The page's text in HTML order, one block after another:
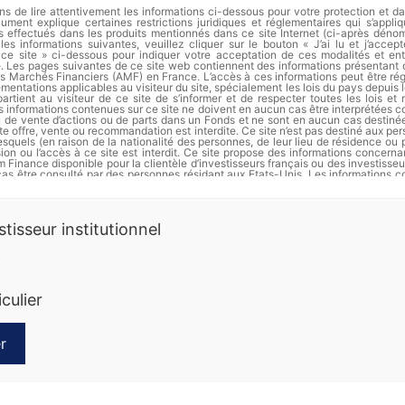
de lire attentivement les informations ci-dessous pour votre protection et
explique certaines restrictions juridiques et réglementaires qui
effectués dans les produits mentionnés dans ce site Internet (ci-après
informations suivantes, veuillez cliquer sur le bouton « J’ai lu et
ce site » ci-dessous pour indiquer votre acceptation de ces modalités et
Les pages suivantes de ce site web contiennent des informations présentant
Marchés Financiers (AMF) en France. L’accès à ces informations peut être
applicables au visiteur du site, spécialement les lois du pays depuis
au visiteur de ce site de s’informer et de respecter toutes les lois et
informations contenues sur ce site ne doivent en aucun cas être interprétées
de vente d’actions ou de parts dans un Fonds et ne sont en aucun cas
offre, vente ou recommandation est interdite. Ce site n’est pas destiné aux
(en raison de la nationalité des personnes, de leur lieu de résidence ou
ou l’accès à ce site est interdit. Ce site propose des informations
Finance disponible pour la clientèle d’investisseurs français ou des
être consulté par des personnes résidant aux Etats-Unis. Les informations
complète et les documents d’informations périodiques de chaque FCP
Finance.
passées ne préjugent pas des rendements futurs. Les actions ne sont
de la valeur, notamment en raison des fluctuations des marchés. Dôm
Toute souscription dans un compartiment doit se faire sur la base du
documents périodiques disponibles sur la base GECO de l’Autorité des
réduit le risque global d’un portefeuille. Les FCP qui privilégient les
de risques que ceux qui investissent dans de moyennes entreprises, lesquels
ceux privilégiant les grandes capitalisations. Les FCP dont le style de gestion
institutionnel